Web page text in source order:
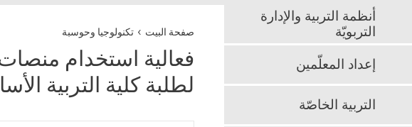
صفحة البيت › تكنولوجيا وحوسبة
فعالية استخدام
لطلبة كلية التربية
أنظمة التربية والإدارة
التربويّة
إعداد المعلّمين
التربية الخاصّة